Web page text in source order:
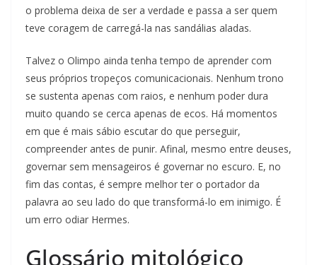
o problema deixa de ser a verdade e passa a ser quem
teve coragem de carregá-la nas sandálias aladas.
Talvez o Olimpo ainda tenha tempo de aprender com
seus próprios tropeços comunicacionais. Nenhum trono
se sustenta apenas com raios, e nenhum poder dura
muito quando se cerca apenas de ecos. Há momentos
em que é mais sábio escutar do que perseguir,
compreender antes de punir. Afinal, mesmo entre deuses,
governar sem mensageiros é governar no escuro. E, no
fim das contas, é sempre melhor ter o portador da
palavra ao seu lado do que transformá-lo em inimigo. É
um erro odiar Hermes.
Glossário mitológico